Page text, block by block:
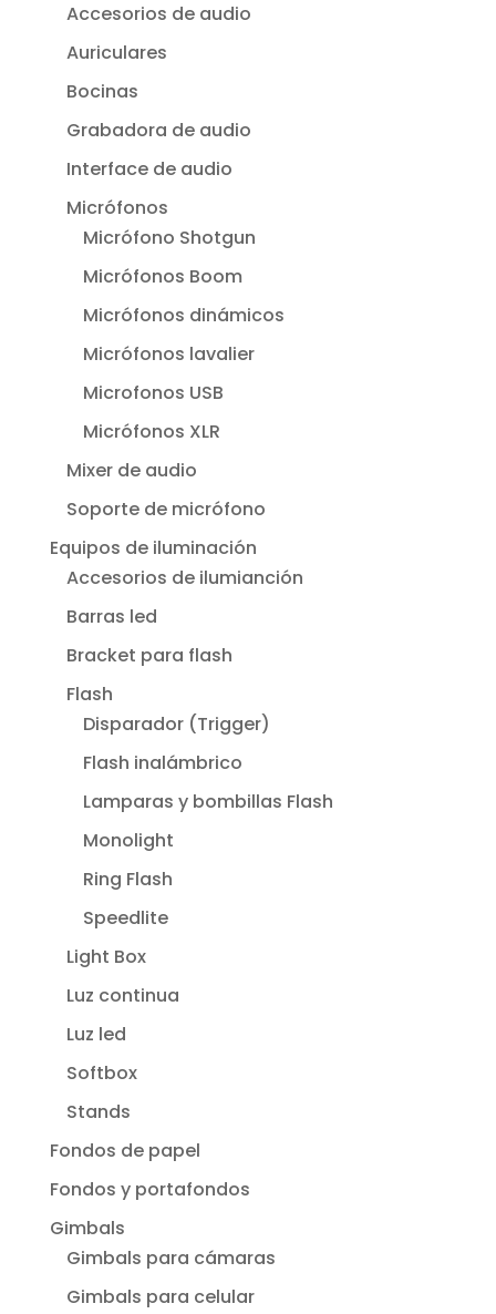
Accesorios de audio
Auriculares
Bocinas
Grabadora de audio
Interface de audio
Micrófonos
Micrófono Shotgun
Micrófonos Boom
Micrófonos dinámicos
Micrófonos lavalier
Microfonos USB
Micrófonos XLR
Mixer de audio
Soporte de micrófono
Equipos de iluminación
Accesorios de ilumianción
Barras led
Bracket para flash
Flash
Disparador (Trigger)
Flash inalámbrico
Lamparas y bombillas Flash
Monolight
Ring Flash
Speedlite
Light Box
Luz continua
Luz led
Softbox
Stands
Fondos de papel
Fondos y portafondos
Gimbals
Gimbals para cámaras
Gimbals para celular